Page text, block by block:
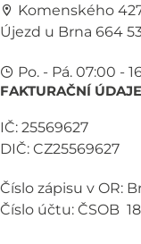
Komenského
Újezd u Brna 664
Po. - Pá. 07:00 -
FAKTURAČNÍ ÚDAJE
IČ: 25569627
DIČ: CZ25569627
Číslo zápisu v OR:
Číslo účtu: ČSOB